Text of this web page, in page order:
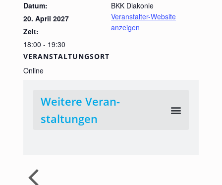
Datum:
20. April 2027
Zeit:
18:00 - 19:30
VERANSTALTUNGSORT
Online
BKK Diakonie
Veranstalter-Website
anzeigen
Weitere Veran­
staltungen